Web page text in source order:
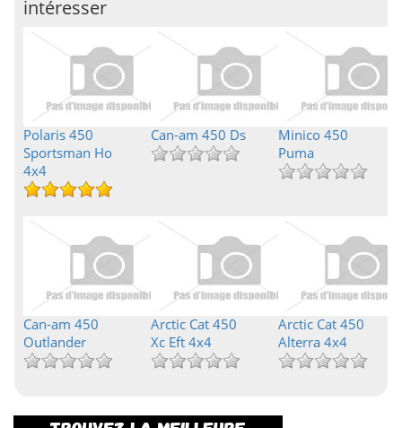
intéresser
Polaris 450
Sportsman Ho
4x4
Can-am 450 Ds
Minico 450
Puma
Can-am 450
Outlander
Arctic Cat 450
Xc Eft 4x4
Arctic Cat 450
Alterra 4x4